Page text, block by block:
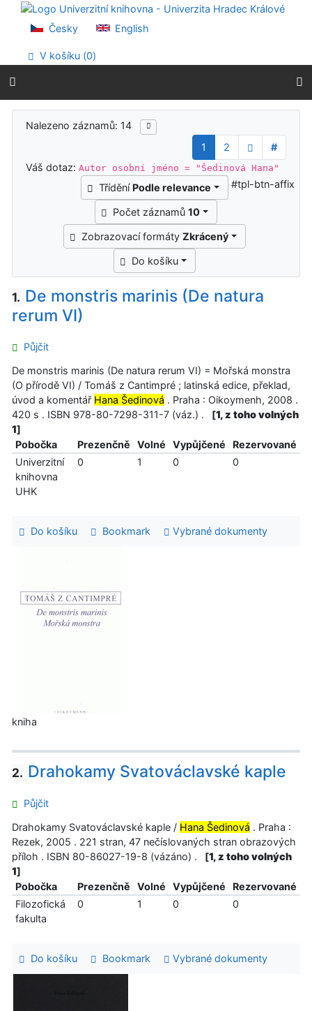
Přejít na obsah
Přejít na menu
Prohlášení o webové přístupnosti
Česky English
V košíku (0)
Výsledky vyhledávání
Nalezeno záznamů: 14
1
2
#
Váš dotaz:Autor osobní jméno = "Šedinová Hana"
Třídění Podle relevance
Počet záznamů 10
Zobrazovací formáty Zkrácený
Do košíku
#tpl-btn-affix
1. De monstris marinis (De natura
rerum VI)
Půjčit
De monstris marinis (De natura rerum VI) = Mořská monstra
(O přírodě VI) / Tomáš z Cantimpré ; latinská edice, překlad,
úvod a komentář Hana Šedinová . Praha : Oikoymenh, 2008 .
420 s . ISBN 978-80-7298-311-7 (váz.) .
[1, z toho volných
1]
Pobočka
Prezenčně Volné Vypůjčené
Rezervované
Univerzitní
knihovna
UHK
0 1 0 0
Do košíku Bookmark Vybrané dokumenty
kniha
2. Drahokamy Svatováclavské kaple
Půjčit
Drahokamy Svatováclavské kaple / Hana Šedinová . Praha :
Rezek, 2005 . 221 stran, 47 nečíslovaných stran obrazových
příloh . ISBN 80-86027-19-8 (vázáno) .
[1, z toho volných
1]
Pobočka
Prezenčně Volné Vypůjčené
Rezervované
Filozofická
fakulta
0 1 0 0
Do košíku Bookmark Vybrané dokumenty